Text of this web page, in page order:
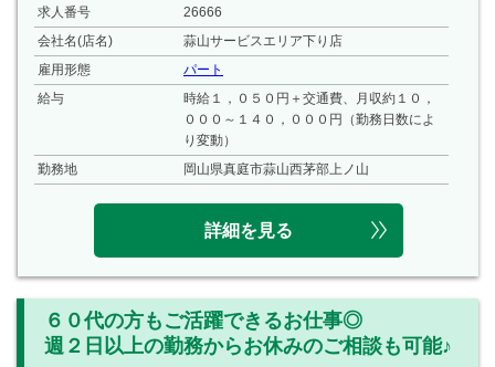
求人番号
26666
会社名(店名)
蒜山サービスエリア下り店
雇用形態
パート
給与
時給１，０５０円＋交通費、月収約１０，
０００～１４０，０００円（勤務日数によ
り変動）
勤務地
岡山県真庭市蒜山西茅部上ノ山
詳細を見る
６０代の方もご活躍できるお仕事◎
週２日以上の勤務からお休みのご相談も可能♪